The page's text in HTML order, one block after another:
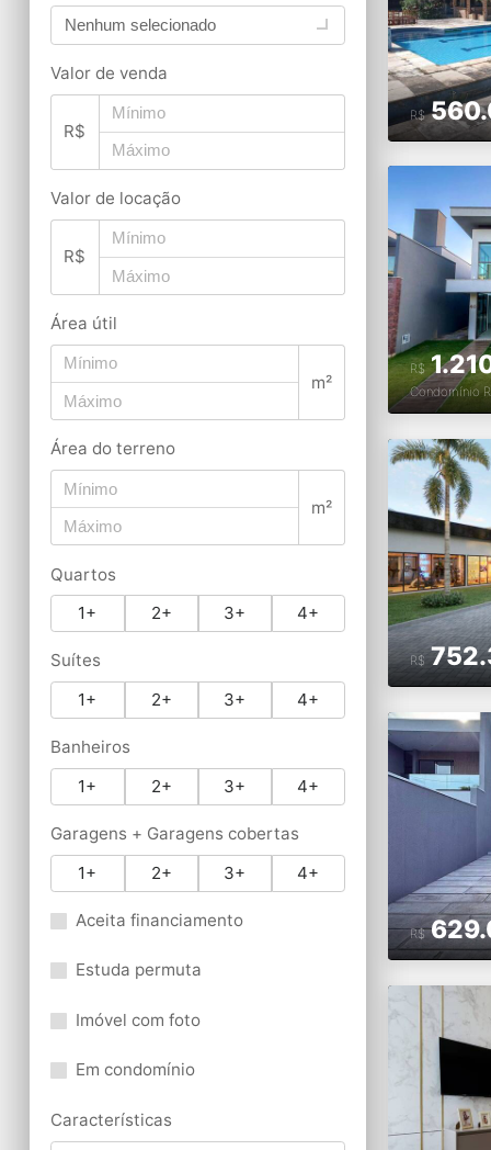
Nenhum selecionado
Valor de venda
R$
Valor de locação
R$
Área útil
m²
Área do terreno
m²
Quartos
1+
2+ 3+ 4+
Suítes
1+
2+ 3+ 4+
Banheiros
1+
2+ 3+ 4+
Garagens + Garagens cobertas
1+
2+ 3+ 4+
Aceita financiamento
Estuda permuta
Imóvel com foto
Em condomínio
Características
R$
R$
Condomínio
R$
R$